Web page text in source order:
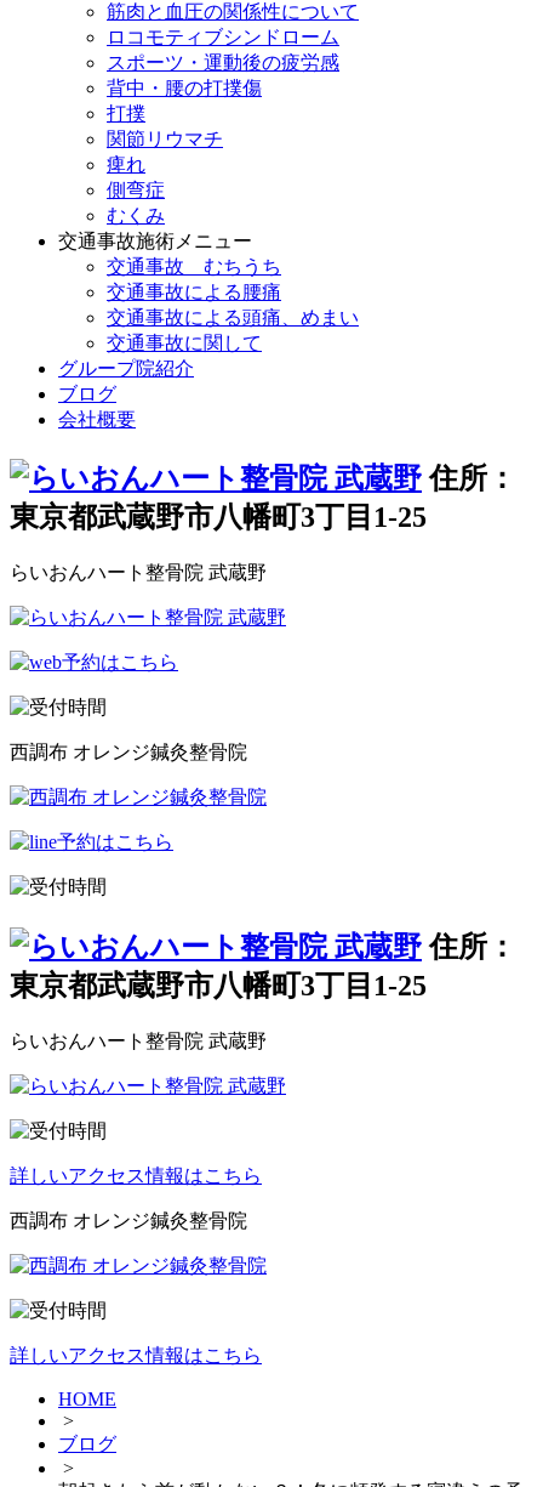
筋肉と血圧の関係性について
ロコモティブシンドローム
スポーツ・運動後の疲労感
背中・腰の打撲傷
打撲
関節リウマチ
痺れ
側弯症
むくみ
交通事故施術メニュー
交通事故 むちうち
交通事故による腰痛
交通事故による頭痛、めまい
交通事故に関して
グループ院紹介
ブログ
会社概要
住所：
東京都武蔵野市八幡町3丁目1-25
らいおんハート整骨院 武蔵野
西調布 オレンジ鍼灸整骨院
住所：
東京都武蔵野市八幡町3丁目1-25
らいおんハート整骨院 武蔵野
詳しいアクセス情報はこちら
西調布 オレンジ鍼灸整骨院
詳しいアクセス情報はこちら
HOME
>
ブログ
>